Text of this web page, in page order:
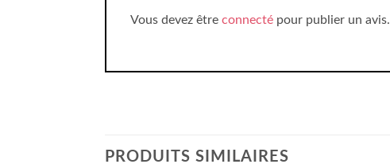
Vous devez être connecté pour publier un avis.
PRODUITS SIMILAIRES